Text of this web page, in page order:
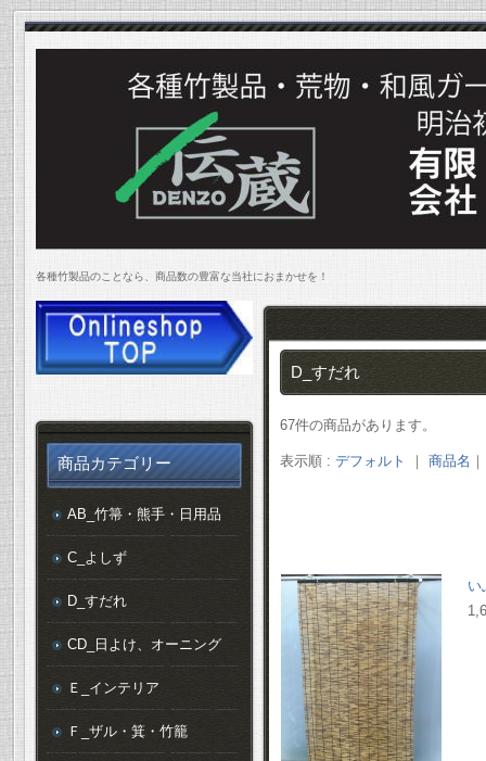
各種竹製品のことなら、商品数の豊富な当社におまかせを！
D_すだれ
67件の商品があります。
表示順 : デフォルト ｜ 商品名
い
商品カテゴリー
AB_竹箒・熊手・日用品
C_よしず
D_すだれ
CD_日よけ、オーニング
Ｅ_インテリア
Ｆ_ザル・箕・竹籠